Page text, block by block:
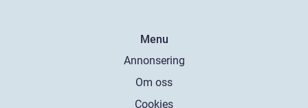
Menu
Annonsering
Om oss
Cookies